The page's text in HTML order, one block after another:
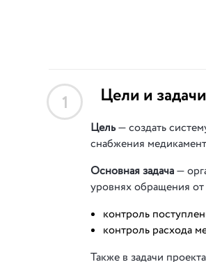
1 Цели и задачи
Цель— создать
снабжения
Основная задача—
уровнях обращения
контроль
контроль расхода
Также в задачи